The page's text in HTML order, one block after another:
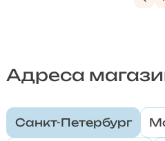
Адреса
Санкт-Петербург